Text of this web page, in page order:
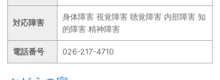
対応障害
身体障害 視覚障害 聴覚障害 内部障害 知
的障害 精神障害
電話番号 026-217-4710